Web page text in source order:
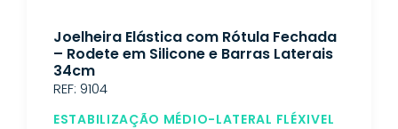
Joelheira Elástica com Rótula Fechada
– Rodete em Silicone e Barras Laterais
34cm
REF: 9104
ESTABILIZAÇÃO MÉDIO-LATERAL FLÉXIVEL